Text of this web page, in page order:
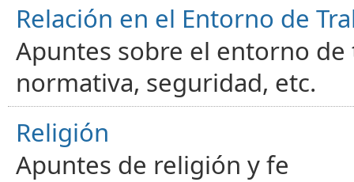
Relación en el Entorno de
Apuntes sobre el entorno
normativa, seguridad, etc.
Religión
Apuntes de religión y fe